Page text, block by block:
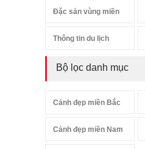
Đặc sản vùng miền
Thông tin du lịch
Bộ lọc danh mục
Cảnh đẹp miền Bắc
Cảnh đẹp miền Nam